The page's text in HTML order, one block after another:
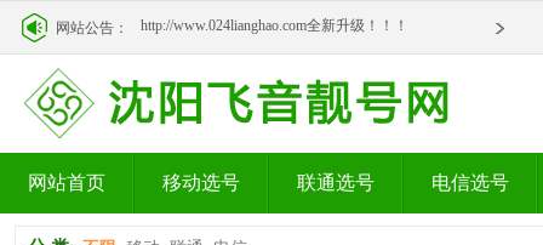
网站公告： http://www.024lianghao.com全新升级！！！
网站首页 移动选号 联通选号 电信选号